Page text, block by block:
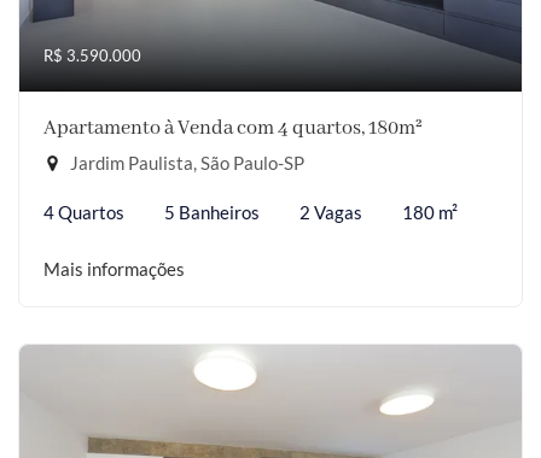
R$ 3.590.000
Apartamento à Venda com 4 quartos, 180m²
Jardim Paulista, São Paulo-SP
4 Quartos 5 Banheiros 2 Vagas 180 m²
Mais informações